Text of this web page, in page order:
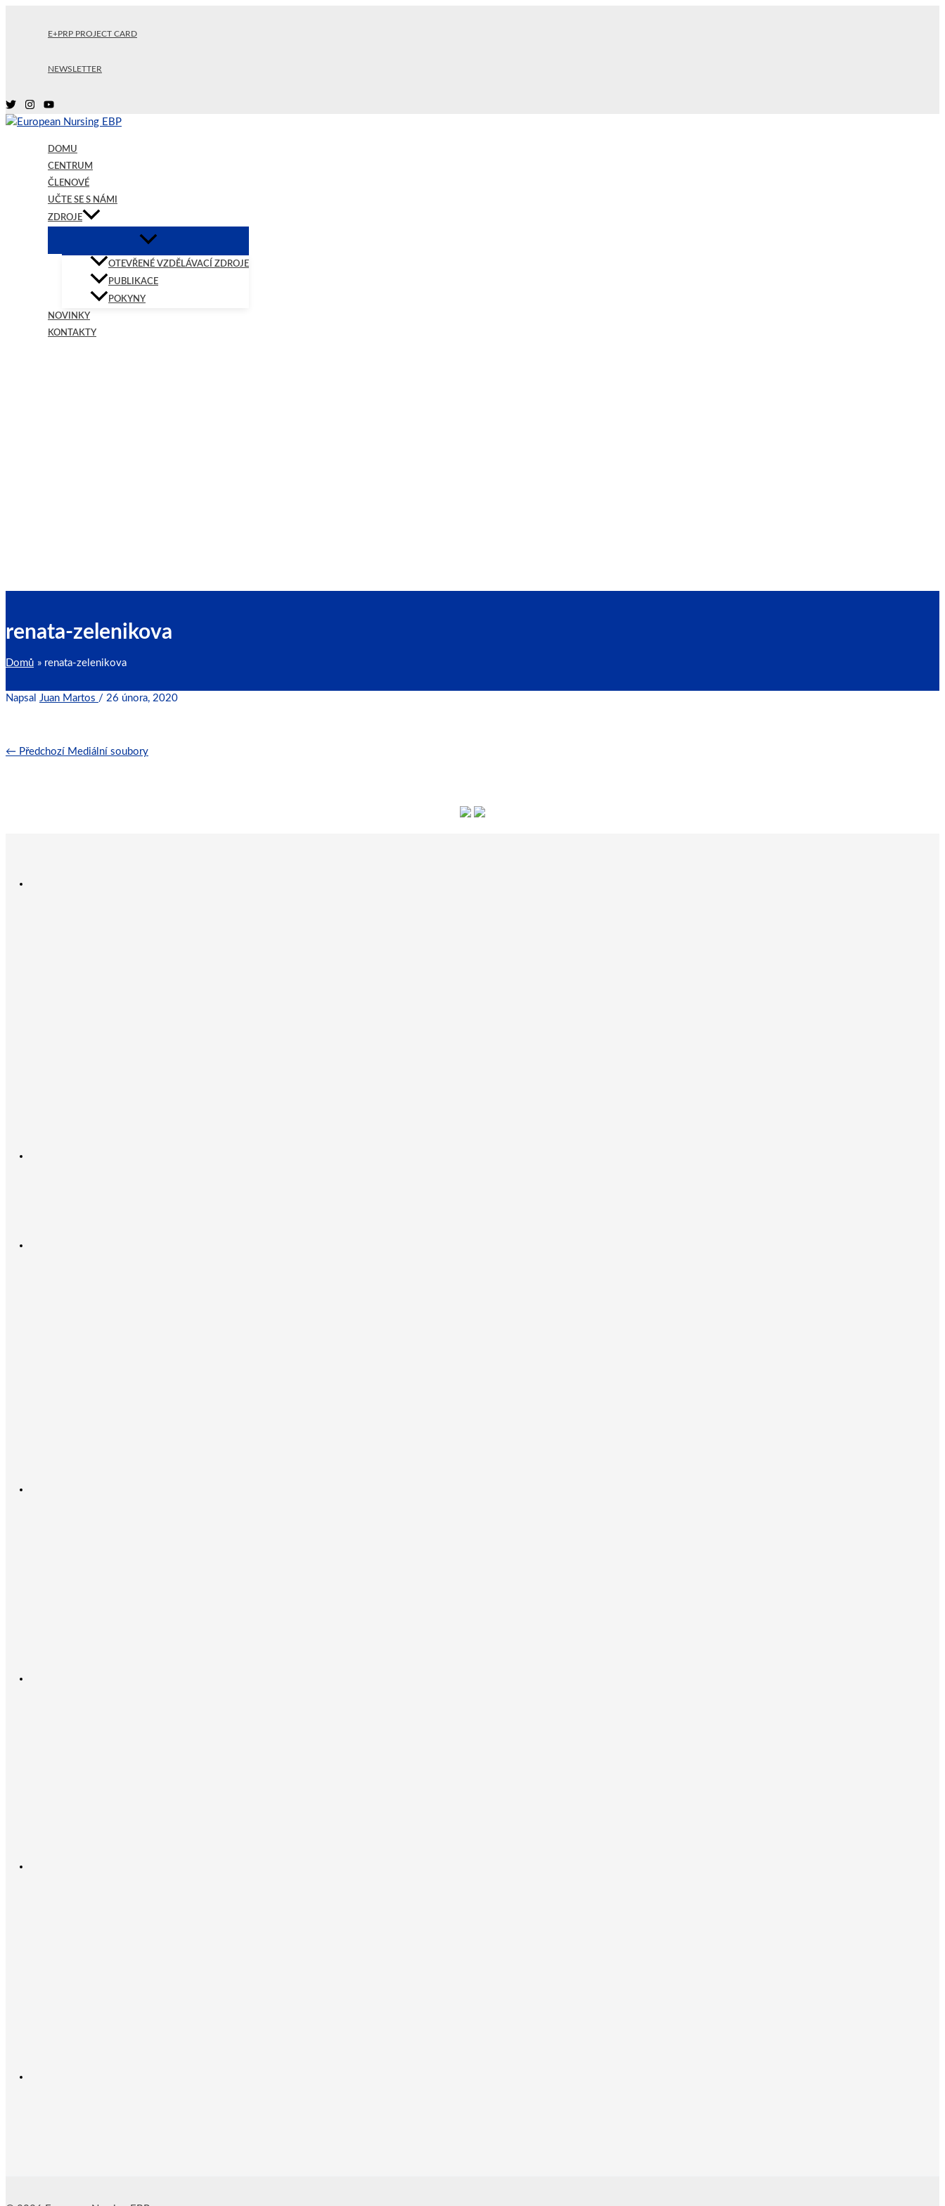
E+PRP PROJECT CARD
NEWSLETTER
DOMU
CENTRUM
ČLENOVÉ
UČTE SE S NÁMI
ZDROJE
OTEVŘENÉ VZDĚLÁVACÍ ZDROJE
PUBLIKACE
POKYNY
NOVINKY
KONTAKTY
renata-zelenikova
Domů renata-zelenikova
Napsal Juan Martos / 26 února, 2020
← Předchozí Mediální soubory